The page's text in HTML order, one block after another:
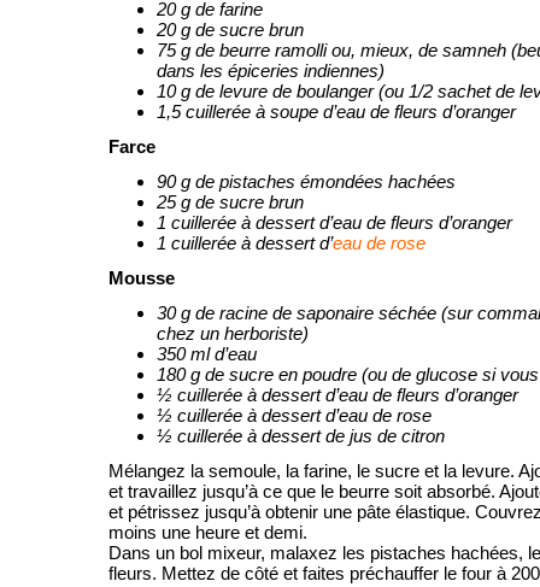
20 g de farine
20 g de sucre brun
75 g de beurre ramolli ou, mieux, de samneh
dans les épiceries indiennes)
10 g de levure de boulanger (ou 1/2 sachet de
1,5 cuillerée à soupe d’eau de fleurs d’oranger
Farce
90 g de pistaches émondées hachées
25 g de sucre brun
1 cuillerée à dessert d’eau de fleurs d’oranger
1 cuillerée à dessert d’eau de rose
Mousse
30 g de racine de saponaire séchée (sur
chez un herboriste)
350 ml d’eau
180 g de sucre en poudre (ou de glucose si
½ cuillerée à dessert d’eau de fleurs d’oranger
½ cuillerée à dessert d’eau de rose
½ cuillerée à dessert de jus de citron
Mélangez la semoule, la farine, le sucre et la levure.
et travaillez jusqu’à ce que le beurre soit absorbé.
et pétrissez jusqu’à obtenir une pâte élastique.
moins une heure et demi.
Dans un bol mixeur, malaxez les pistaches hachées,
fleurs. Mettez de côté et faites préchauffer le four à